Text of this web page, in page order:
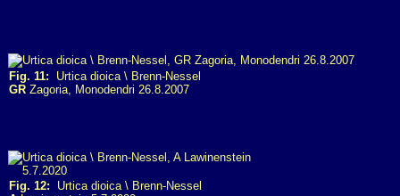
Fig. 11: Urtica dioica \ Brenn-Nessel
GR Zagoria, Monodendri 26.8.2007
Fig. 12: Urtica dioica \ Brenn-Nessel